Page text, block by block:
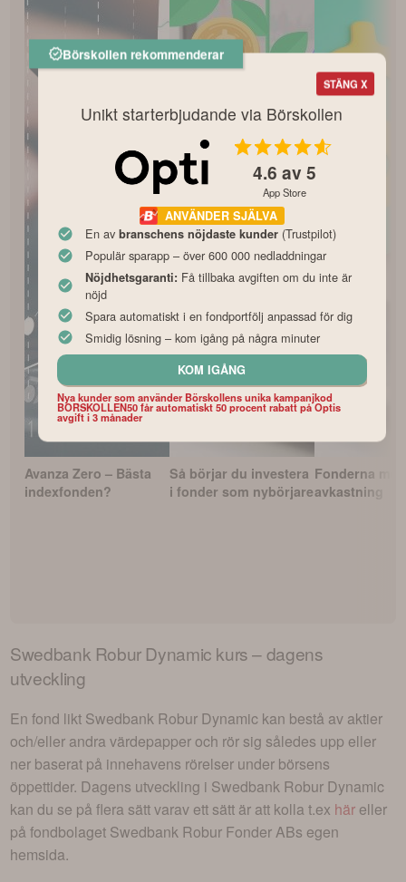
Avanza Zero – Bästa
indexfonden?
Så börjar du investera
i fonder som nybörjare
Fonderna
avkastning
Swedbank Robur Dynamic kurs – dagens
utveckling
En fond likt Swedbank Robur Dynamic kan bestå av aktier
och/eller andra värdepapper och rör sig således upp eller
ner baserat på innehavens rörelser under börsens
öppettider. Dagens utveckling i Swedbank Robur Dynamic
kan du se på flera sätt varav ett sätt är att kolla t.ex här eller
på fondbolaget Swedbank Robur Fonder ABs egen
hemsida.
STÄNG X
Börskollen rekommenderar
Unikt starterbjudande via Börskollen
4.6 av 5
App Store
ANVÄNDER SJÄLVA
En av branschens nöjdaste kunder(Trustpilot)
Populär sparapp – över 600 000 nedladdningar
Nöjdhetsgaranti: Få tillbaka avgiften om du inte är
nöjd
Spara automatiskt i en fondportfölj anpassad för dig
Smidig lösning – kom igång på några minuter
KOM IGÅNG
Nya kunder som använder Börskollens unika kampanjkod
BORSKOLLEN50 får automatiskt 50 procent rabatt på Optis
avgift i 3 månader